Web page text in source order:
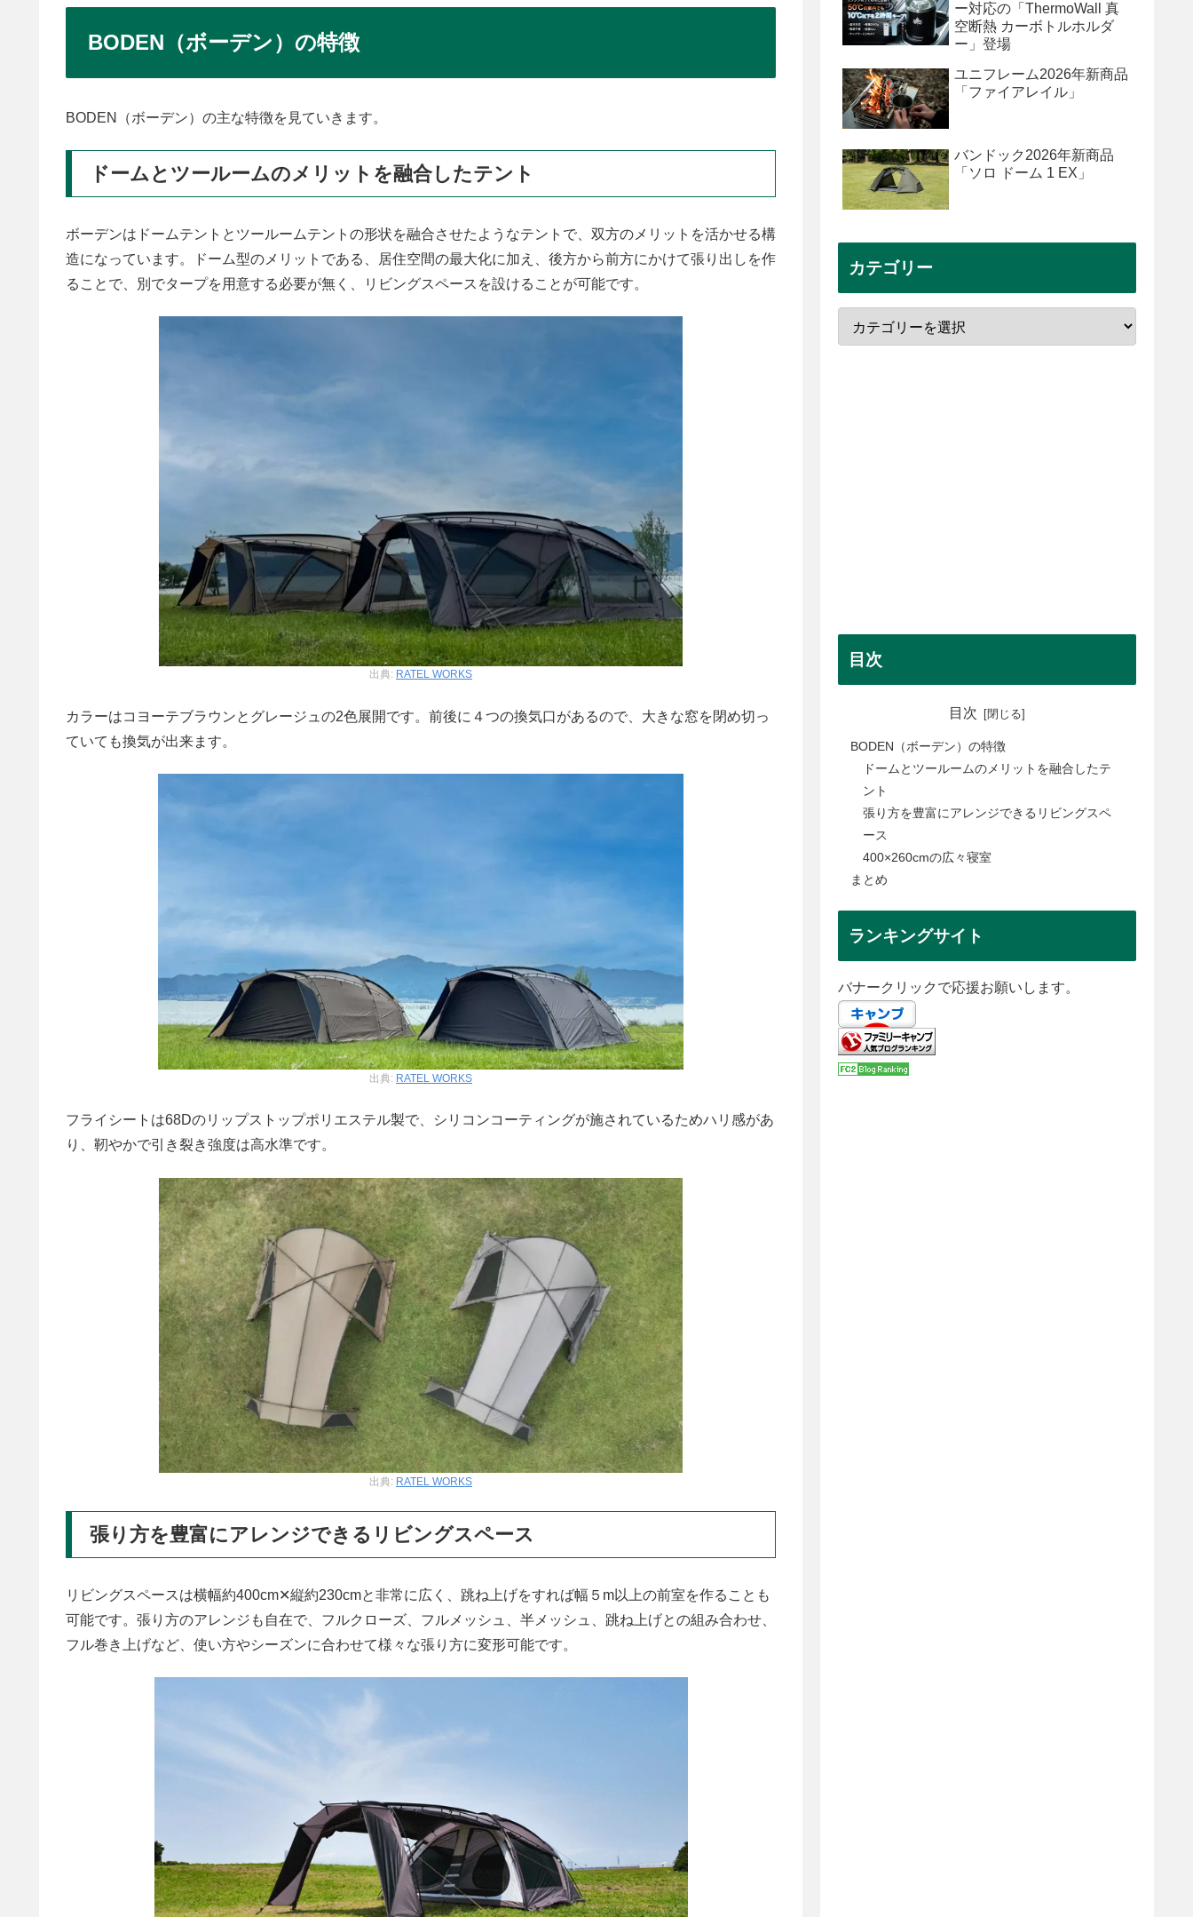
BODEN（ボーデン）の特徴
BODEN（ボーデン）の主な特徴を見ていきます。
ドームとツールームのメリットを融合したテント
ボーデンはドームテントとツールームテントの形状を融合させたようなテントで、双方のメリットを活かせる構
造になっています。ドーム型のメリットである、居住空間の最大化に加え、後方から前方にかけて張り出しを作
ることで、別でタープを用意する必要が無く、リビングスペースを設けることが可能です。
出典: RATEL WORKS
カラーはコヨーテブラウンとグレージュの2色展開です。前後に４つの換気口があるので、大きな窓を閉め切っ
ていても換気が出来ます。
出典: RATEL WORKS
フライシートは68Dのリップストップポリエステル製で、シリコンコーティングが施されているためハリ感があ
り、靭やかで引き裂き強度は高水準です。
出典: RATEL WORKS
張り方を豊富にアレンジできるリビングスペース
リビングスペースは横幅約400cm✕縦約230cmと非常に広く、跳ね上げをすれば幅５m以上の前室を作ることも
可能です。張り方のアレンジも自在で、フルクローズ、フルメッシュ、半メッシュ、跳ね上げとの組み合わせ、
フル巻き上げなど、使い方やシーズンに合わせて様々な張り方に変形可能です。
ー対応の「ThermoWall 真
空断熱 カーボトルホルダ
ー」登場
ユニフレーム2026年新商品
「ファイアレイル」
バンドック2026年新商品
「ソロ ドーム 1 EX」
カテゴリー
目次
目次
BODEN（ボーデン）の特徴
ドームとツールームのメリットを融合したテ
ント
張り方を豊富にアレンジできるリビングスペ
ース
400×260cmの広々寝室
まとめ
ランキングサイト
バナークリックで応援お願いします。